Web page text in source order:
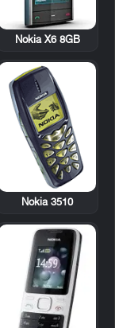
Nokia X6 8GB
Nokia 3510